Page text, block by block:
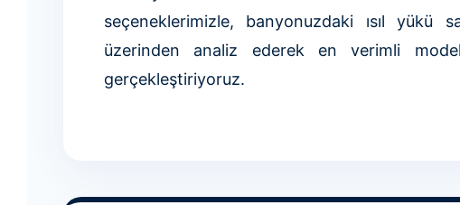
seçeneklerimizle, banyonuzdaki ısıl yükü
üzerinden analiz ederek en verimli model
gerçekleştiriyoruz.